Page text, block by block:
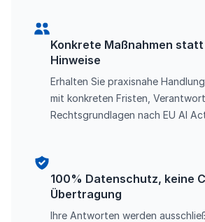
Konkrete Maßnahmen
Hinweise
Erhalten Sie praxisnahe
mit konkreten Fristen,
Rechtsgrundlagen nach EU AI
100% Datenschutz, keine
Übertragung
Ihre Antworten werden